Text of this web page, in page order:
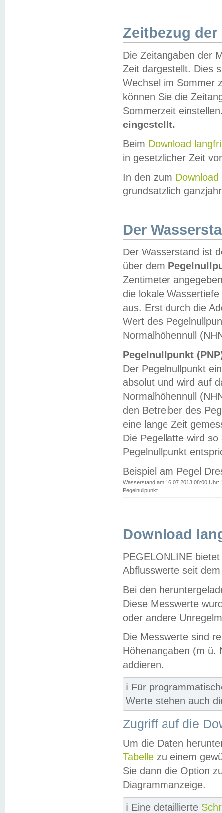
Zeitbezug der
Die Zeitangaben der
Zeit dargestellt. Dies
Wechsel im Sommer
können Sie die
Sommerzeit
eingestellt.
Beim Download
in gesetzlicher Zeit
In den zum Download
grundsätzlich
Der
Der Wasserstand ist
über dem
Zentimeter
die lokale
aus. Erst durch die
Wert des
Normalhöhennull
Pegelnullpunkt
Der Pegelnullpunkt
absolut und wird auf
Normalhöhennull
den Betreiber des
eine lange Zeit
Die Pegellatte wird
Pegelnullpunkt
Beispiel am Pegel
Wasserstand am 16.07.2013 08:00 Uhr:
Pegelnullpunkt
Download
PEGELONLINE
Abflusswerte seit
Bei den
Diese Messwerte
oder andere
Die Messwerte sind
Höhenangaben (m ü.
addieren.
ℹ️ Für
Werte stehen auch
Zugriff auf die
Um die Daten
Tabelle zu einem
Sie dann die Option
Diagrammanzeige.
ℹ️ Eine detaillierte